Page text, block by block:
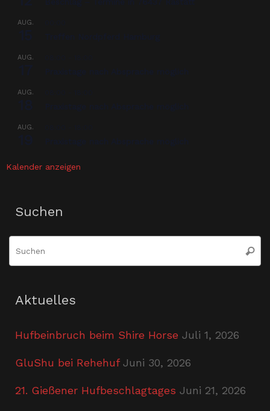
AUG.
AUG.
AUG.
AUG.
Kalender anzeigen
Suchen
Aktuelles
Hufbeinbruch beim Shire Horse Juli 1, 2026
GluShu bei Rehehuf Juni 30, 2026
21. Gießener Hufbeschlagtages Juni 21, 2026